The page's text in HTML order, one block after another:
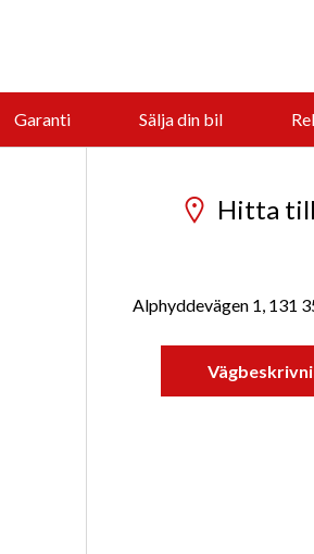
Garanti Sälja din bil
Hitta
Alphyddevägen 1, 131